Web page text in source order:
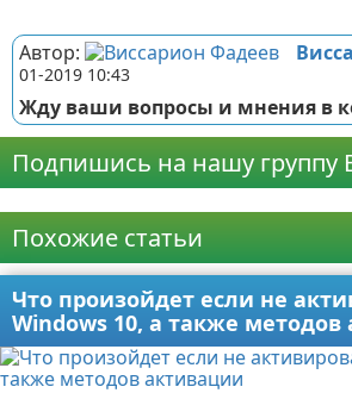
Автор:
01-2019 10:43
Жду ваши вопросы и мнения в
Подпишись на нашу группу
Похожие статьи
Что произойдет если не
Windows 10, а также методов